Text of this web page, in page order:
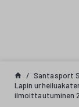
Santasport
Lapin
ilmoittautuminen